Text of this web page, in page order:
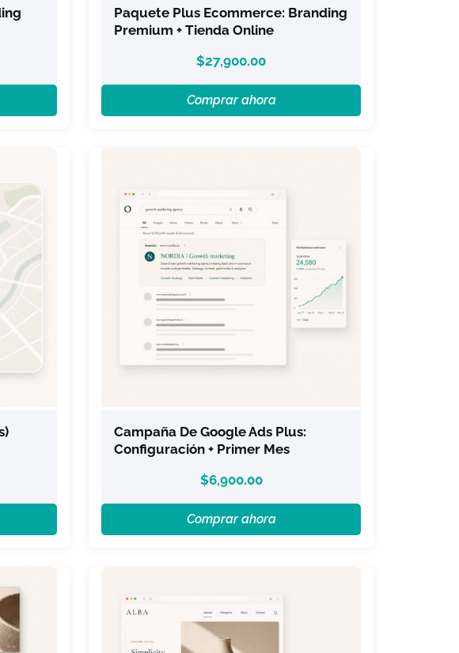
Paquete Plus Ecommerce: Branding
Premium + Tienda Online
$27,900.00
Comprar ahora
Campaña De Google Ads Plus:
Configuración + Primer Mes
$6,900.00
Comprar ahora